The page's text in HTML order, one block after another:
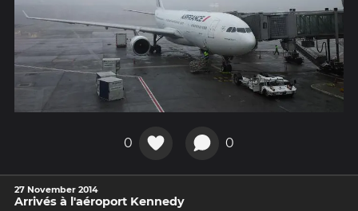
0 0
27 November 2014
Arrivés à l'aéroport Kennedy